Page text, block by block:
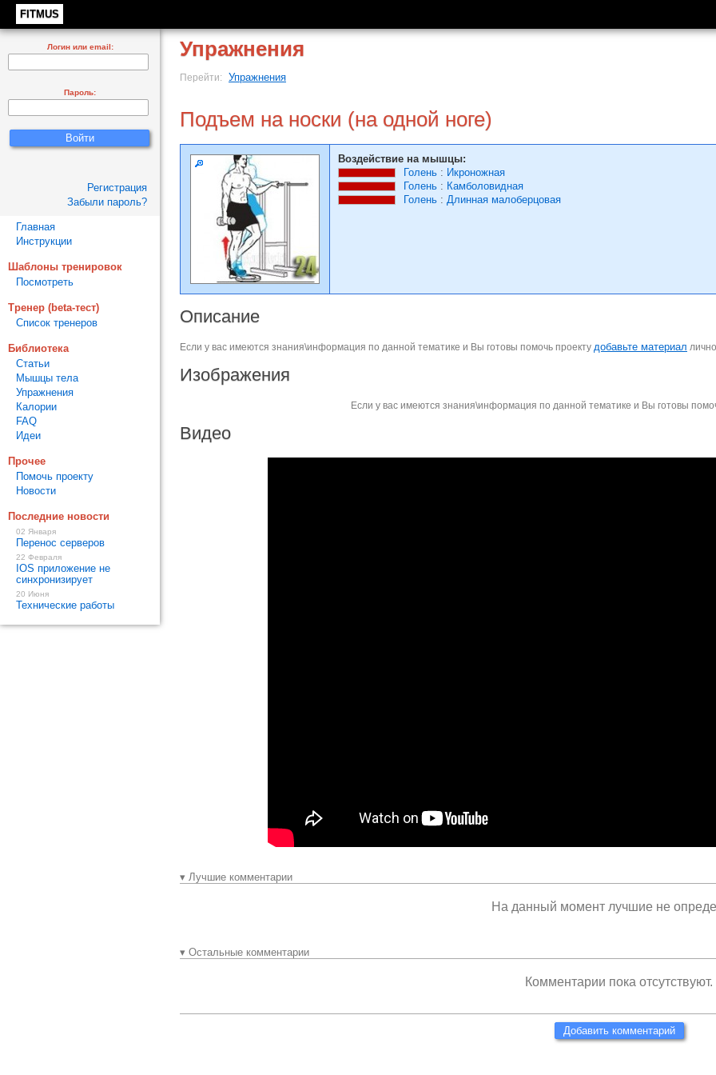
FITMUS
Упражнения
Перейти: Упражнения
Подъем на носки (на одной ноге)
Воздействие на мышцы:
Голень : Икроножная
Голень : Камболовидная
Голень : Длинная малоберцовая
Описание
Если у вас имеются знания\информация по данной тематике и Вы готовы помочь проекту добавьте материал лично
Изображения
Если у вас имеются знания\информация по данной тематике и Вы готовы
Видео
▾ Лучшие комментарии
На данный момент лучшие не
▾ Остальные комментарии
Комментарии пока отсутствуют.
Добавить комментарий
Логин или email:
Пароль:
Регистрация
Забыли пароль?
Главная
Инструкции
Шаблоны тренировок
Посмотреть
Тренер (beta-тест)
Список тренеров
Библиотека
Статьи
Мышцы тела
Упражнения
Калории
FAQ
Идеи
Прочее
Помочь проекту
Новости
Последние новости
02 Января
Перенос серверов
22 Февраля
IOS приложение не
синхронизирует
20 Июня
Технические работы